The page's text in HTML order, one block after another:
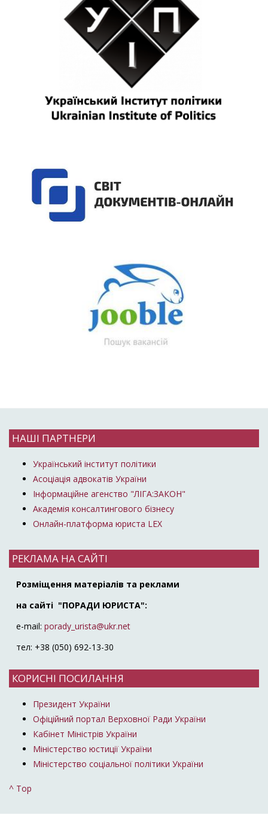
НАШІ ПАРТНЕРИ
Український інститут політики
Асоціація адвокатів України
Інформаційне агенство "ЛІГА:ЗАКОН"
Академія консалтингового бізнесу
Онлайн-платформа юриста LEX
РЕКЛАМА НА САЙТІ
Розміщення матеріалів та реклами
на сайті "ПОРАДИ ЮРИСТА":
e-mail: porady_urista@ukr.net
тел: +38 (050) 692-13-30
КОРИСНІ ПОСИЛАННЯ
Президент України
Офіційний портал Верховної Ради України
Кабінет Міністрів України
Міністерство юстиції України
Міністерство соціальної політики України
^ Top